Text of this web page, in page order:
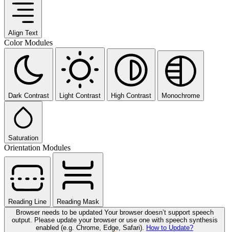
Align Text
Color Modules
Dark Contrast Light Contrast High Contrast Monochrome
Saturation
Orientation Modules
Reading Line
Reading Mask
Browser needs to be updated Your browser doesn’t support speech
output. Please update your browser or use one with speech synthesis
enabled (e.g. Chrome, Edge, Safari). How to Update?